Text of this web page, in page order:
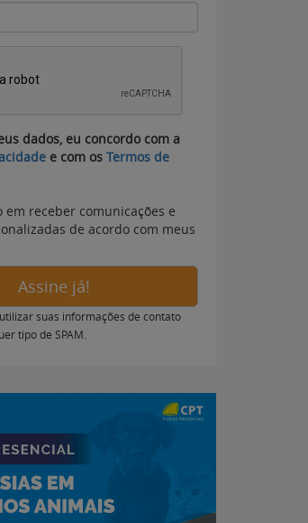
dados, eu concordo com a
e com os Termos de
em receber comunicações e
de acordo com meus
Assine já!
suas informações de contato
tipo de SPAM.